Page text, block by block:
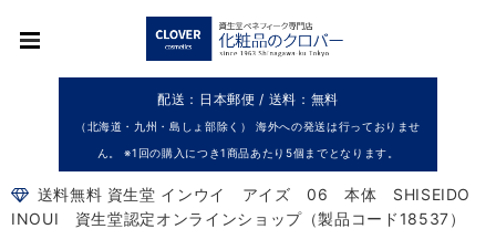
配送：日本郵便 / 送料：無料
（北海道・九州・島しょ部除く） 海外への発送は行っておりませ
ん。 ※1回の購入につき1商品あたり5個までとなります。
送料無料 資生堂 インウイ アイズ 06 本体 SHISEIDO
INOUI 資生堂認定オンラインショップ（製品コード18537）